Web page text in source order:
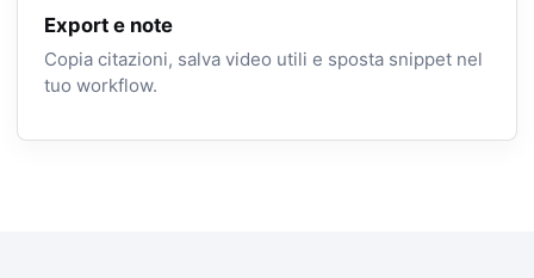
Export e note
Copia citazioni, salva video utili e sposta snippet nel
tuo workflow.